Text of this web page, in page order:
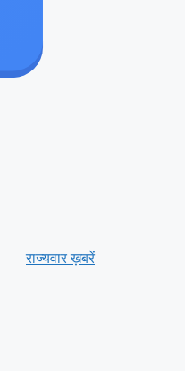
राज्यवार ख़बरें